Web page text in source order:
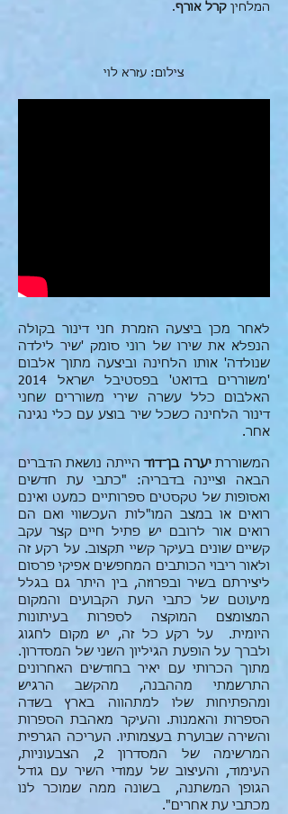
המלחין קרל אורף.
צילום: עזרא לוי
לאחר מכן ביצעה הזמרת חני דינור בקולה
הנפלא את שירו של רוני סומק 'שיר לילדה
שנולדה' אותו הלחינה וביצעה מתוך אלבום
'משוררים בדואט' בפסטיבל ישראל 2014
האלבום כלל עשרה שירי משוררים שחני
דינור הלחינה כשכל שיר בוצע עם כלי נגינה
אחר.
המשוררתיערה בן־דוד הייתה נושאת הדברים
הבאה וציינה בדבריה: "כתבי עת חדשים
ואסופות של טקסטים ספרותיים כמעט ואינם
רואים או במצב המו"לות העכשווי ואם הם
רואים אור לרובם יש פתיל חיים קצר עקב
קשיים שונים בעיקר קשיי תקצוב. על רקע זה
ולאור ריבוי הכותבים המחפשים אפיקי פרסום
ליצירתם בשיר ובפרוזה, בין היתר גם בגלל
מיעוטם של כתבי העת הקבועים והמקום
המצומצם המוקצה לספרות בעיתונות
היומית. על רקע כל זה, יש מקום לחגוג
ולברך על הופעת הגיליון השני של המסדרון.
מתוך הכרותי עם יאיר בחודשים האחרונים
התרשמתי מההבנה, מהקשב הרגיש
ומהפתיחות שלו למתהווה בארץ בשדה
הספרות והאמנות. והעיקר מאהבת הספרות
והשירה שבוערת בעצמותיו. העריכה הגרפית
המרשימה של המסדרון 2, הצבעוניות,
העימוד, והעיצוב של עמודי השיר עם גודל
הגופן המשתנה, בשונה ממה שמוכר לנו
מכתבי עת אחרים".